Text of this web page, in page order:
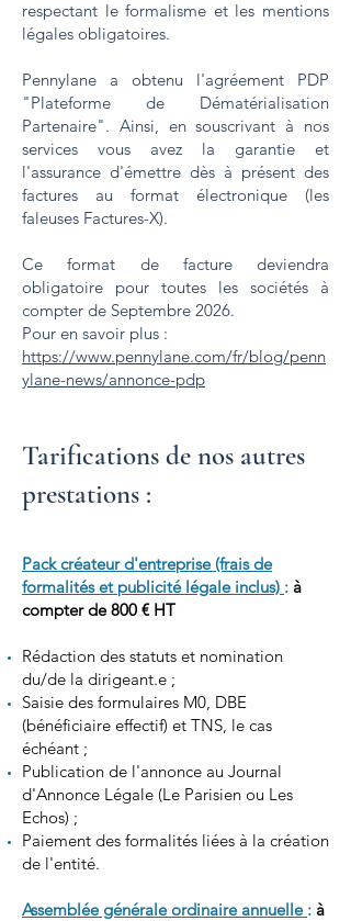
respectant le formalisme et les mentions
légales obligatoires.
Pennylane a obtenu l'agréement PDP
"Plateforme de Dématérialisation
Partenaire". Ainsi, en souscrivant à nos
services vous avez la garantie et
l'assurance d'émettre dès à présent des
factures au format électronique (les
faleuses Factures-X).
Ce format de facture deviendra
obligatoire pour toutes les sociétés à
compter de Septembre 2026.
​Pour en savoir plus :
https://www.pennylane.com/fr/blog/penn
ylane-news/annonce-pdp
Tarifications de nos autres
prestations :
Pack créateur d'entreprise (frais de
formalités et publicitélégale inclus) : à
compter de 800 € HT
Rédaction des statuts et nomination
du/de la dirigeant.e ;
Saisie des formulaires M0, DBE
(bénéficiaire effectif) et TNS, le cas
échéant ;
Publication de l'annonce au Journal
d'Annonce Légale (Le Parisien ou Les
Echos) ;
Paiement des formalités liées à la création
de l'entité.
Assemblée générale ordinaire annuelle : à